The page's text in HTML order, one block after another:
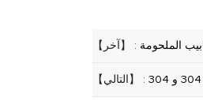
【آخر】 : الملحومة
【التالي】 :